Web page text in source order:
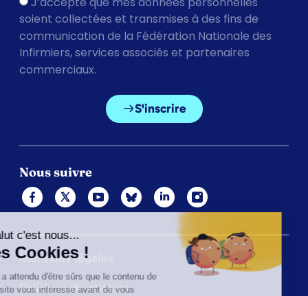
soient collectées et transmises à des fins de
communication de la Fédération Nationale des
Infirmiers, services associés et partenaires
commerciaux.
S'inscrire
Nous suivre
Mentions légales
Politique de cookies